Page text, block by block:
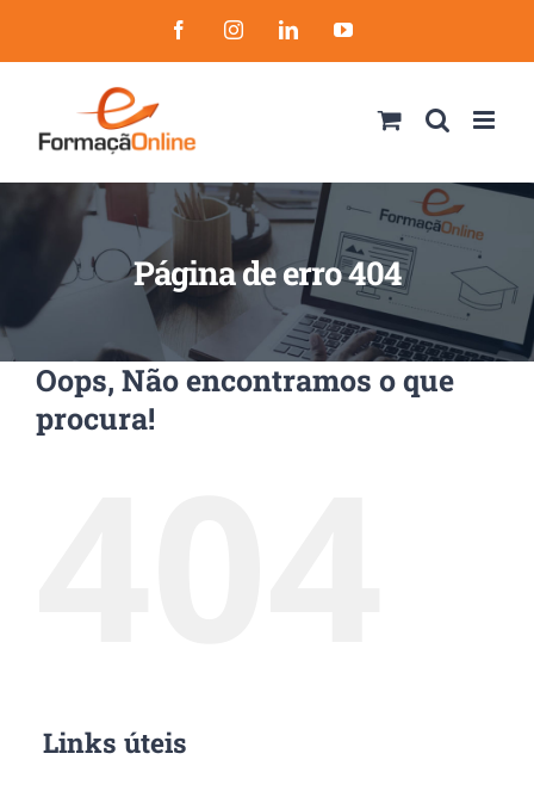
to
FacebookInstagramLinkedInYouTube
Página de erro 404
Oops, Não encontramos o que
procura!
Links úteis